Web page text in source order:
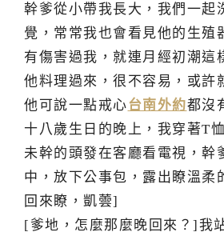
幹爹從小帶我長大，我們一起
覺，常常我也會看見他的生殖
有傷害過我，就連月經初潮這
他料理過來，很不容易，或許
他可說一點戒心台南外約都沒
十八歲生日的晚上，我穿著T
未幹的頭發在客廳看電視，幹
中，放下公事包，露出瞭溫柔
回來瞭，凱蕓]
[爹地，怎麼那麼晚回來？]我